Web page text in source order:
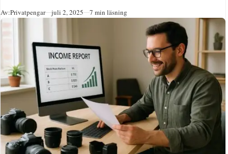
2025
Innehållsförteckning
Introduktion till
fotobildsförsäljning…
Av:Privatpengar Publicerad
juli 2, 2025 7 min läsning